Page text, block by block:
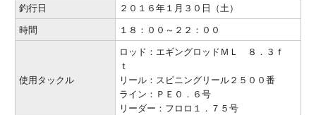
釣行日
２０１６年１月３０日（土）
時間
１８：００～２２：００
使用タックル
ロッド：エギングロッドＭＬ ８．３ｆ
ｔ
リール：スピニングリール２５００番
ライン：ＰＥ０．６号
リーダー：フロロ１．７５号